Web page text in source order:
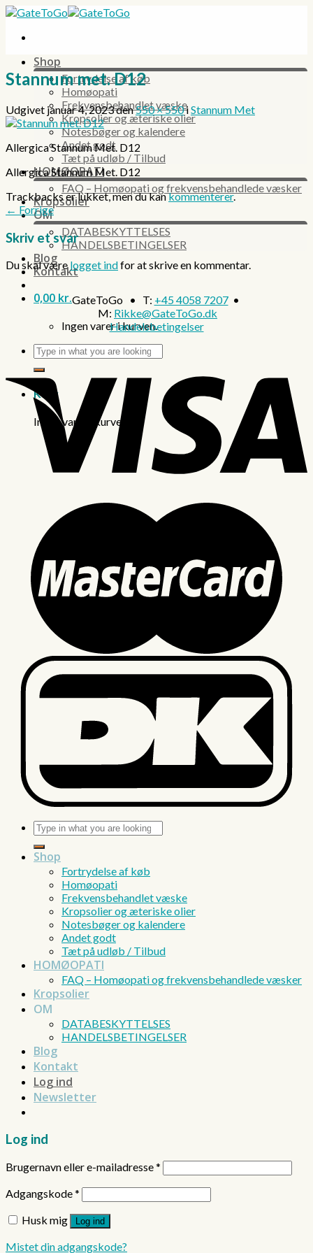
Skip
content
Shop
Fortrydelse af køb
Homøopati
Frekvensbehandlet væske
Kropsolier og æteriske olier
Notesbøger og kalendere
Andet godt
Tæt på udløb / Tilbud
HOMØOPATI
FAQ – Homøopati og frekvensbehandlede væsker
Kropsolier
OM
DATABESKYTTELSES
HANDELSBETINGELSER
Blog
Kontakt
0,00 kr.
Ingen varer i kurven.
Søg
efter:
Kurv
Ingen varer i kurven.
Stannum met. D12
Udgivet januar 4, 2023den550 × 550iStannum Met
Allergica Stannum Met. D12
Allergica Stannum Met. D12
Trackbacks er lukket, men du kankommenterer.
← Forrige
Skriv et svar
Du skal værelogget indfor at skrive en kommentar.
GateToGo • T: +45 4058 7207•
M: Rikke@GateToGo.dk
Handelsbetingelser
Søg
efter:
Shop
Fortrydelse af køb
Homøopati
Frekvensbehandlet væske
Kropsolier og æteriske olier
Notesbøger og kalendere
Andet godt
Tæt på udløb / Tilbud
HOMØOPATI
FAQ – Homøopati og frekvensbehandlede væsker
Kropsolier
OM
DATABESKYTTELSES
HANDELSBETINGELSER
Blog
Kontakt
Log ind
Newsletter
Log ind
Brugernavn eller e-mailadresse*
Adgangskode*
Husk mig
Log ind
Mistet din adgangskode?